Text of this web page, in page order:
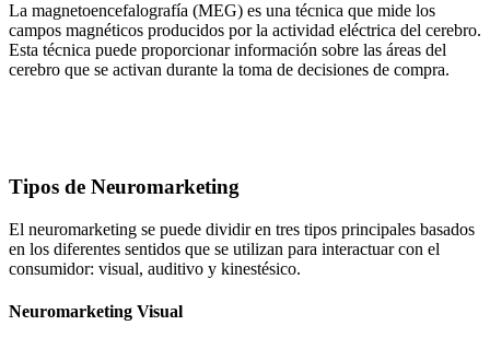
La magnetoencefalografía (MEG) es una técnica que mide los
campos magnéticos producidos por la actividad eléctrica del cerebro.
Esta técnica puede proporcionar información sobre las áreas del
cerebro que se activan durante la toma de decisiones de compra.
Tipos de Neuromarketing
El neuromarketing se puede dividir en tres tipos principales basados
en los diferentes sentidos que se utilizan para interactuar con el
consumidor: visual, auditivo y kinestésico.
Neuromarketing Visual